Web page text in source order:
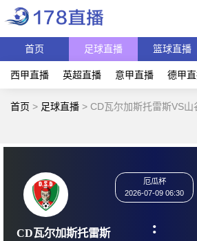
首页 足球直播 篮球直播
西甲直播 英超直播 意甲直播 德甲
首页 > 足球直播 > CD瓦尔加斯托雷斯VS山
2026-07-